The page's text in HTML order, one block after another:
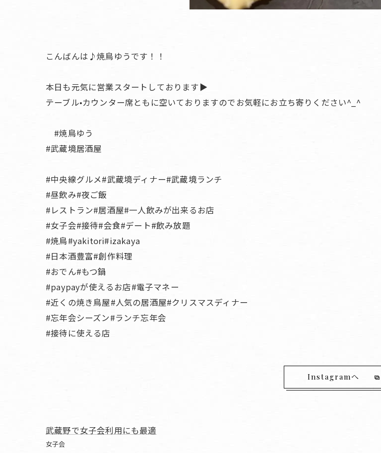
こんばんは♪焼鳥ゆうです！！
本日も元気に営業スタートしております▶️
テーブル•カウンター席ともに空いておりますのでお気軽にお立ち寄りください^_^
#焼鳥ゆう
#武蔵境居酒屋
#中央線グルメ#武蔵境ディナー#武蔵境ランチ
#昼飲み#夜ご飯
#レストラン#居酒屋#一人飲みが出来るお店
#女子会#接待#会食#デート#飲み放題
#焼鳥#yakitori#izakaya
#日本酒豊富#創作料理
#おでん#もつ鍋
#paypayが使えるお店#電子マネー
#近くの焼き鳥屋#人気の居酒屋#クリスマスディナー
#忘年会シーズン#ランチ忘年会
#接待に使える店
Instagramへ
武蔵野で女子会利用にも最適
女子会